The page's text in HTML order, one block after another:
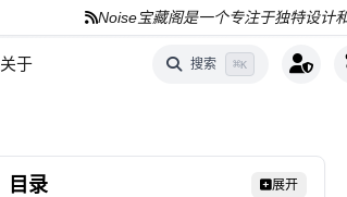
关于 搜索 ⌘K
目录 展开